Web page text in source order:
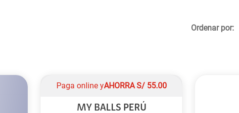
Ordenar por:
Paga online yAHORRA S/ 55.00
MY BALLS PERÚ